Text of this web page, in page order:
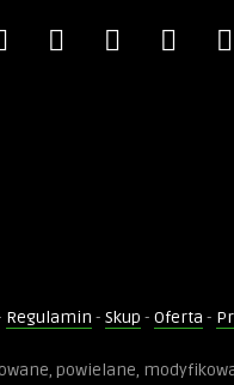
Regulamin - Skup - Oferta -
powielane,